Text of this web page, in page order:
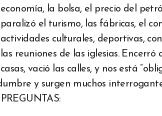
economía, la bolsa, el precio del
paralizó el turismo, las fábricas, el
actividades culturales, deportivas,
las reuniones de las iglesias. Encerró
casas, vació las calles, y nos está
y surgen muchos